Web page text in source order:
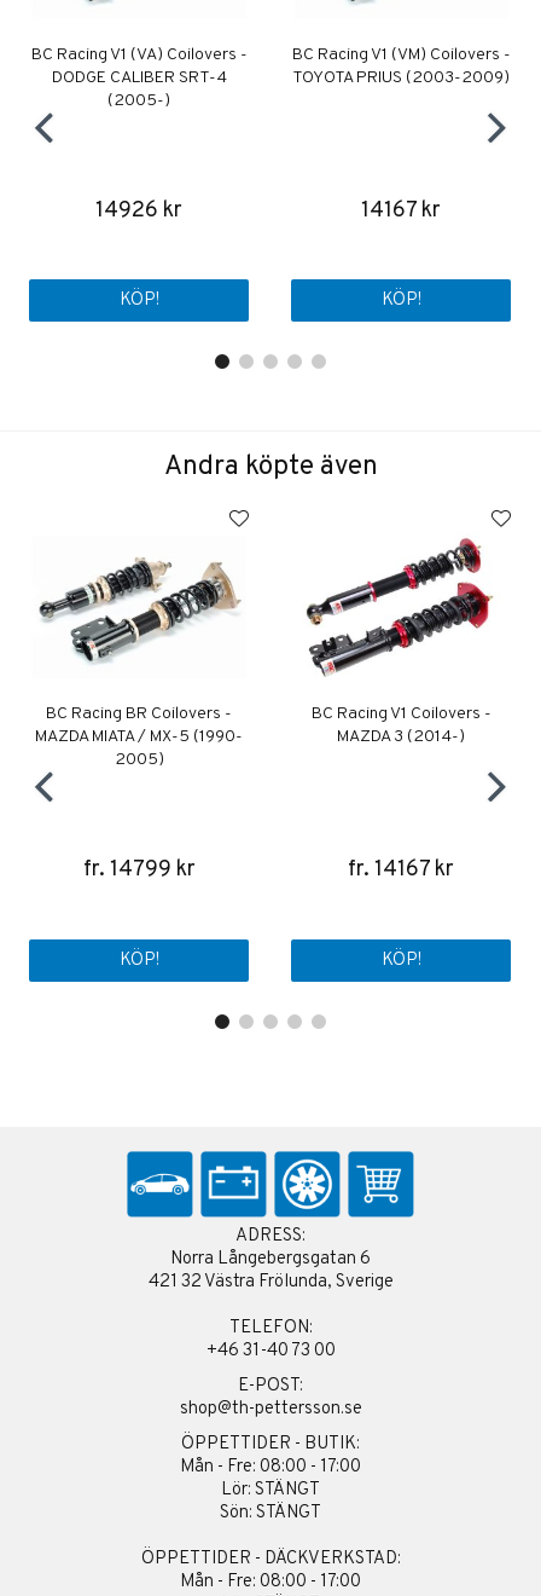
BC Racing V1 (VA) Coilovers -
DODGE CALIBER SRT-4
(2005-)
14926 kr
KÖP!
BC Racing V1 (VM) Coilovers -
TOYOTA PRIUS (2003-2009)
14167 kr
KÖP!
Andra köpte även
BC Racing BR Coilovers -
MAZDA MIATA / MX-5 (1990-
2005)
fr. 14799 kr
KÖP!
BC Racing V1 Coilovers -
MAZDA 3 (2014-)
fr. 14167 kr
KÖP!
ADRESS:
Norra Långebergsgatan 6
421 32 Västra Frölunda, Sverige
TELEFON:
+46 31-40 73 00
E-POST:
shop@th-pettersson.se
ÖPPETTIDER - BUTIK:
Mån - Fre: 08:00 - 17:00
Lör: STÄNGT
Sön: STÄNGT
ÖPPETTIDER - DÄCKVERKSTAD:
Mån - Fre: 08:00 - 17:00